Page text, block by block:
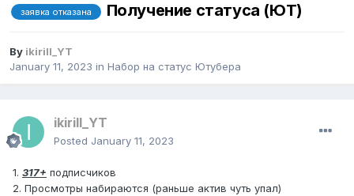
заявка отказана Получение статуса (ЮТ)
By ikirill_YT
January 11, 2023 in Набор на статус Ютубера
ikirill_YT
Posted January 11, 2023
1. 317+ подписчиков
2. Просмотры набираются (раньше актив чуть упал)